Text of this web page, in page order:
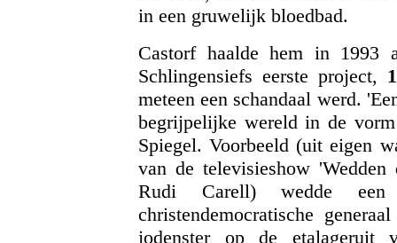
in een gruwelijk bloedbad.
Castorf haalde hem in 1993
Schlingensiefs eerste project,
meteen een schandaal werd.
begrijpelijke wereld in de
Spiegel. Voorbeeld (uit eigen
van de televisieshow
Rudi Carell) wedde een
christendemocratische
jodenster op de etalageruit